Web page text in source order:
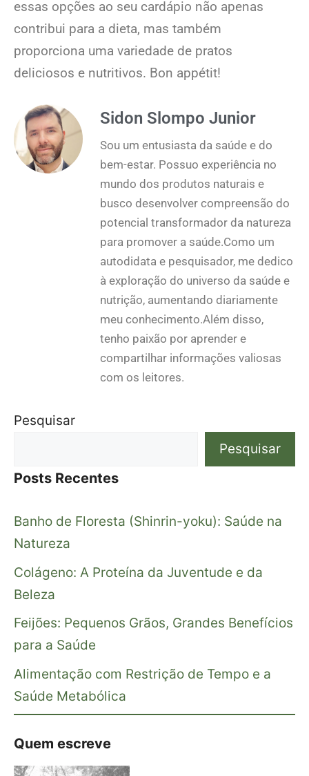
essas opções ao seu cardápio não apenas
contribui para a dieta, mas também
proporciona uma variedade de pratos
deliciosos e nutritivos. Bon appétit!
Sidon Slompo Junior
Sou um entusiasta da saúde e do
bem-estar. Possuo experiência no
mundo dos produtos naturais e
busco desenvolver compreensão do
potencial transformador da natureza
para promover a saúde.Como um
autodidata e pesquisador, me dedico
à exploração do universo da saúde e
nutrição, aumentando diariamente
meu conhecimento.Além disso,
tenho paixão por aprender e
compartilhar informações valiosas
com os leitores.
Pesquisar
Pesquisar
Posts Recentes
Banho de Floresta (Shinrin-yoku): Saúde na
Natureza
Colágeno: A Proteína da Juventude e da
Beleza
Feijões: Pequenos Grãos, Grandes Benefícios
para a Saúde
Alimentação com Restrição de Tempo e a
Saúde Metabólica
Quem escreve